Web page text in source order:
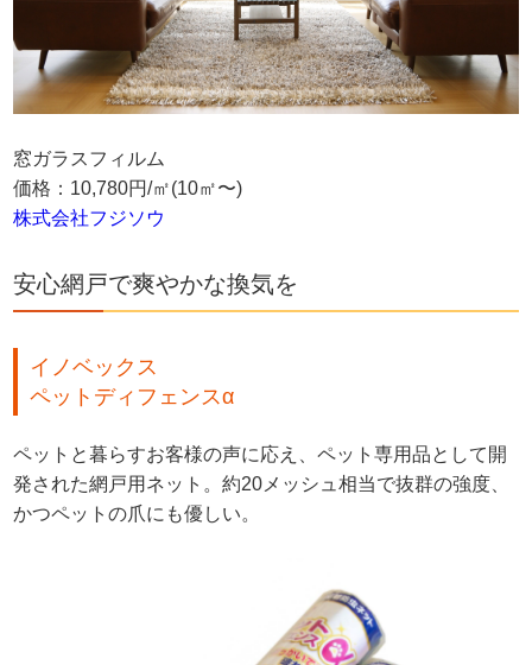
窓ガラスフィルム
価格：10,780円/㎡(10㎡〜)
株式会社フジソウ
安心網戸で爽やかな換気を
イノベックス
ペットディフェンスα
ペットと暮らすお客様の声に応え、ペット専用品として開
発された網戸用ネット。約20メッシュ相当で抜群の強度、
かつペットの爪にも優しい。